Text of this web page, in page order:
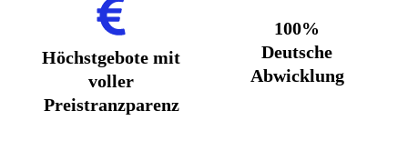
Höchstgebote mit
voller
Preistranzparenz
100%
Deutsche
Abwicklung